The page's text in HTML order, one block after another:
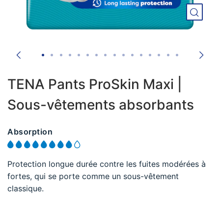
TENA Pants ProSkin Maxi |
Sous-vêtements absorbants
Absorption
Protection longue durée contre les fuites modérées à
fortes, qui se porte comme un sous-vêtement
classique.